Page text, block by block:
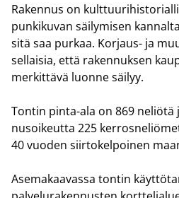
Ra­ken­nus on
pun­ki­ku­van säi­ly­mi­sen
sitä saa pur­kaa. Korjaus-​ ja
sel­lai­sia, että ra­ken­nuk­sen
mer­kit­tä­vä luon­ne säi­lyy.
Ton­tin pinta-​ala on 869
nusoi­keut­ta 225
40 vuo­den siir­to­kel­poi­nen
Ase­ma­kaa­vas­sa ton­tin